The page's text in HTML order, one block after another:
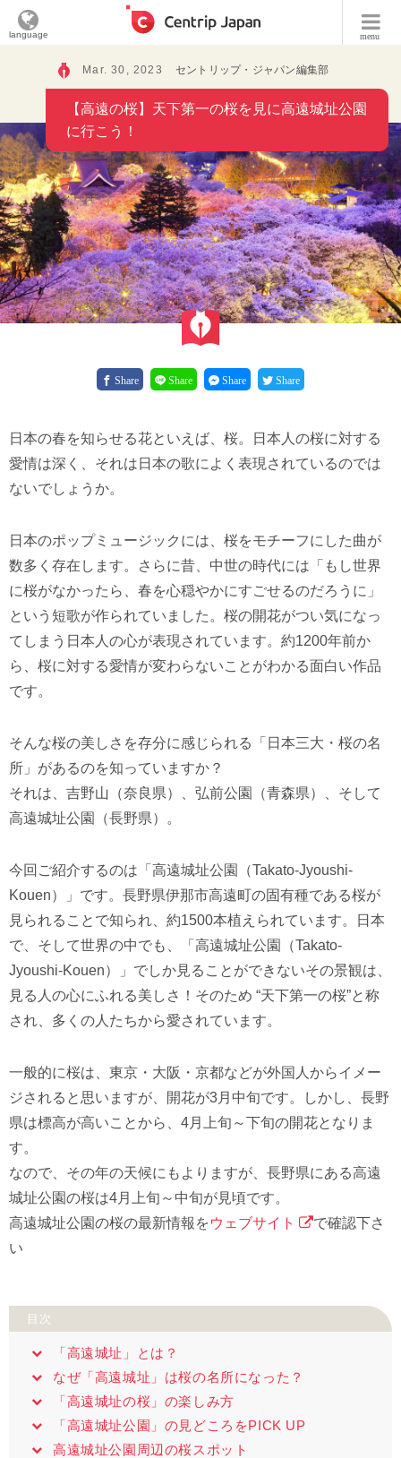
menu
language
Mar. 30, 2023 セントリップ・ジャパン編集部
【高遠の桜】天下第一の桜を見に高遠城址公園
に行こう！
Share Share Share Share
日本の春を知らせる花といえば、桜。日本人の桜に対する
愛情は深く、それは日本の歌によく表現されているのでは
ないでしょうか。
日本のポップミュージックには、桜をモチーフにした曲が
数多く存在します。さらに昔、中世の時代には「もし世界
に桜がなかったら、春を心穏やかにすごせるのだろうに」
という短歌が作られていました。桜の開花がつい気になっ
てしまう日本人の心が表現されています。約1200年前か
ら、桜に対する愛情が変わらないことがわかる面白い作品
です。
そんな桜の美しさを存分に感じられる「日本三大・桜の名
所」があるのを知っていますか？
それは、吉野山（奈良県）、弘前公園（青森県）、そして
高遠城址公園（長野県）。
今回ご紹介するのは「高遠城址公園（Takato-Jyoushi-
Kouen）」です。長野県伊那市高遠町の固有種である桜が
見られることで知られ、約1500本植えられています。日本
で、そして世界の中でも、「高遠城址公園（Takato-
Jyoushi-Kouen）」でしか見ることができないその景観は、
見る人の心にふれる美しさ！そのため “天下第一の桜”と称
され、多くの人たちから愛されています。
一般的に桜は、東京・大阪・京都などが外国人からイメー
ジされると思いますが、開花が3月中旬です。しかし、長野
県は標高が高いことから、4月上旬～下旬の開花となりま
す。
なので、その年の天候にもよりますが、長野県にある高遠
城址公園の桜は4月上旬～中旬が見頃です。
高遠城址公園の桜の最新情報をウェブサイト
で確認下さ
い
目次
「高遠城址」とは？
なぜ「高遠城址」は桜の名所になった？
「高遠城址の桜」の楽しみ方
「高遠城址公園」の見どころをPICK UP
高遠城址公園周辺の桜スポット